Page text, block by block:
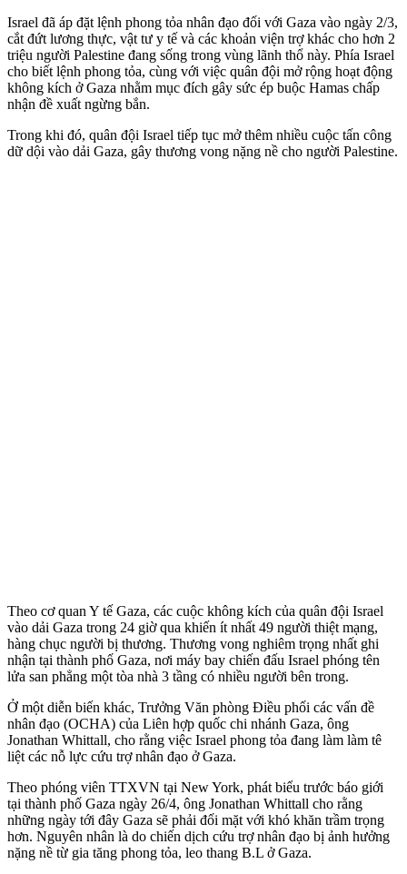
Israel đã áp đặt lệnh phong tỏa nhân đạo đối với Gaza vào ngày 2/3,
cắt đứt lương thực, vật tư y tế và các khoản viện trợ khác cho hơn 2
triệu người Palestine đang sống trong vùng lãnh thổ này. Phía Israel
cho biết lệnh phong tỏa, cùng với việc quân đội mở rộng hoạt động
không kích ở Gaza nhằm mục đích gây sức ép buộc Hamas chấp
nhận đề xuất ngừng bắn.
Trong khi đó, quân đội Israel tiếp tục mở thêm nhiều cuộc tấn công
dữ dội vào dải Gaza, gây thương vong nặng nề cho người Palestine.
Theo cơ quan Y tế Gaza, các cuộc không kích của quân đội Israel
vào dải Gaza trong 24 giờ qua khiến ít nhất 49 người thiệt mạng,
hàng chục người bị thương. Thương vong nghiêm trọng nhất ghi
nhận tại thành phố Gaza, nơi máy bay chiến đấu Israel phóng tên
lửa san phẳng một tòa nhà 3 tầng có nhiều người bên trong.
Ở một diễn biến khác, Trưởng Văn phòng Điều phối các vấn đề
nhân đạo (OCHA) của Liên hợp quốc chi nhánh Gaza, ông
Jonathan Whittall, cho rằng việc Israel phong tỏa đang làm làm tê
liệt các nỗ lực cứu trợ nhân đạo ở Gaza.
Theo phóng viên TTXVN tại New York, phát biểu trước báo giới
tại thành phố Gaza ngày 26/4, ông Jonathan Whittall cho rằng
những ngày tới đây Gaza sẽ phải đối mặt với khó khăn trầm trọng
hơn. Nguyên nhân là do chiến dịch cứu trợ nhân đạo bị ảnh hưởng
nặng nề từ gia tăng phong tỏa, leo thang B.L ở Gaza.